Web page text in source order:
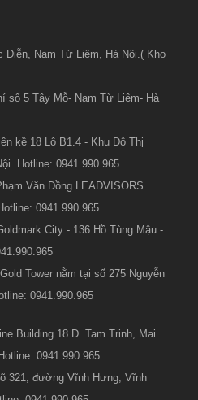
Diễn, Nam Từ Liêm, Hà Nội.( Kho
số 5 Tây Mỗ- Nam Từ Liêm- Hà
kề 18 Lô B1.4 - Khu Đô Thị
Hotline: 0941.990.965
Văn Đồng LEADVISORS
0941.990.965
City - 136 Hồ Tùng Mậu -
Tower nằm tại số 275 Nguyễn
0941.990.965
Building 18 Đ. Tam Trinh, Mai
0941.990.965
321, đường Vĩnh Hưng, Vĩnh